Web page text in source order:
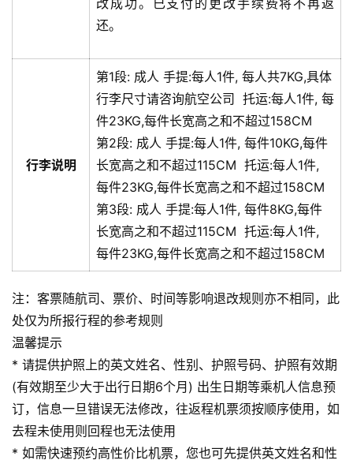
改成功。已支付的更改手续费将不再返
还。
行李说明
第1段: 成人 手提:每人1件, 每人共7KG,具体
行李尺寸请咨询航空公司 托运:每人1件, 每
件23KG,每件长宽高之和不超过158CM
第2段: 成人 手提:每人1件, 每件10KG,每件
长宽高之和不超过115CM 托运:每人1件,
每件23KG,每件长宽高之和不超过158CM
第3段: 成人 手提:每人1件, 每件8KG,每件
长宽高之和不超过115CM 托运:每人1件,
每件23KG,每件长宽高之和不超过158CM
注：客票随航司、票价、时间等影响退改规则亦不相同，此
处仅为所报行程的参考规则
温馨提示
* 请提供护照上的英文姓名、性别、护照号码、护照有效期
(有效期至少大于出行日期6个月) 出生日期等乘机人信息预
订，信息一旦错误无法修改，往返程机票须按顺序使用，如
去程未使用则回程也无法使用
* 如需快速预约高性价比机票，您也可先提供英文姓名和性